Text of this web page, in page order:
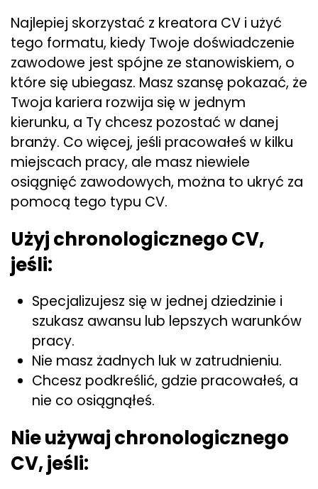
Najlepiej skorzystać z kreatora CV i użyć
tego formatu, kiedy Twoje doświadczenie
zawodowe jest spójne ze stanowiskiem, o
które się ubiegasz. Masz szansę pokazać, że
Twoja kariera rozwija się w jednym
kierunku, a Ty chcesz pozostać w danej
branży. Co więcej, jeśli pracowałeś w kilku
miejscach pracy, ale masz niewiele
osiągnięć zawodowych, można to ukryć za
pomocą tego typu CV.
Użyj chronologicznego CV,
jeśli:
Specjalizujesz się w jednej dziedzinie i
szukasz awansu lub lepszych warunków
pracy.
Nie masz żadnych luk w zatrudnieniu.
Chcesz podkreślić, gdzie pracowałeś, a
nie co osiągnąłeś.
Nie używaj chronologicznego
CV, jeśli: